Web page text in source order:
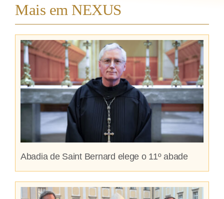
Mais em NEXUS
Abadia de Saint Bernard elege o 11º abade